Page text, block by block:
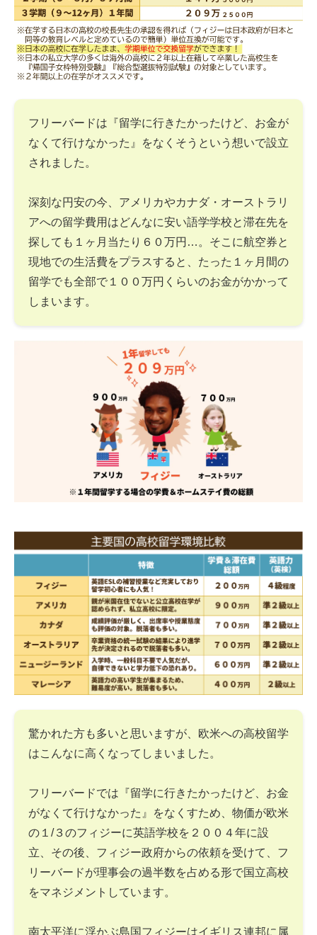
フリーバードは『留学に行きたかったけど、お金が
なくて行けなかった』をなくそうという想いで設立
されました。
深刻な円安の今、アメリカやカナダ・オーストラリ
アへの留学費用はどんなに安い語学学校と滞在先を
探しても１ヶ月当たり６０万円…。そこに航空券と
現地での生活費をプラスすると、たった１ヶ月間の
留学でも全部で１００万円くらいのお金がかかって
しまいます。
驚かれた方も多いと思いますが、欧米への高校留学
はこんなに高くなってしまいました。
フリーバードでは『留学に行きたかったけど、お金
がなくて行けなかった』をなくすため、物価が欧米
の１/３のフィジーに英語学校を２００４年に設
立、その後、フィジー政府からの依頼を受けて、フ
リーバードが理事会の過半数を占める形で国立高校
をマネジメントしています。
南太平洋に浮かぶ島国フィジーはイギリス連邦に属